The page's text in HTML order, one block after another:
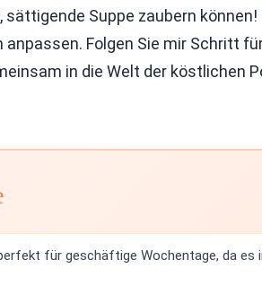
Suppe zaubern
Folgen Sie mir Schritt
in die Welt der köstlichen
für geschäftige Wochentage, da es